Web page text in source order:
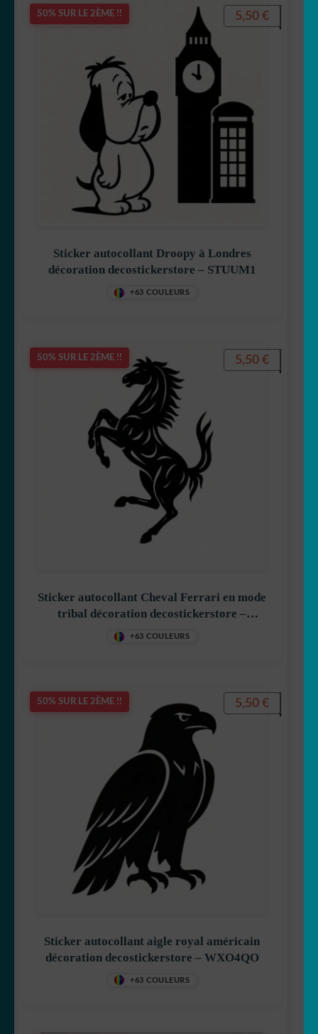
50% SUR LE 2ÈME !!
Sticker autocollant Droopy à Londres
décoration decostickerstore – STUUM1
+63 COULEURS
5,50 €
50% SUR LE 2ÈME !!
Sticker autocollant Cheval Ferrari en mode
tribal décoration decostickerstore –
CM6U0H
+63 COULEURS
5,50 €
50% SUR LE 2ÈME !!
Sticker autocollant aigle royal américain
décoration decostickerstore – WXO4QO
+63 COULEURS
5,50 €